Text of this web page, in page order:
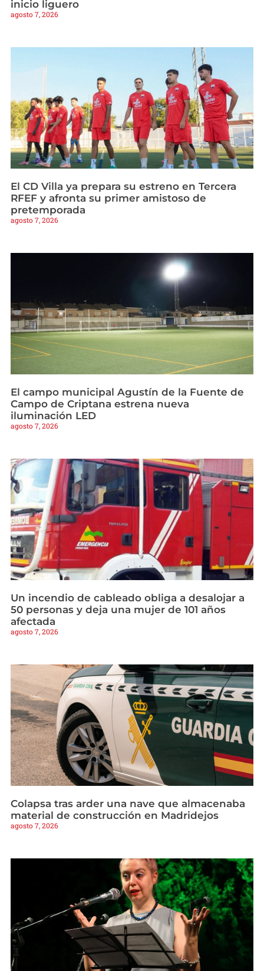
inicio liguero
agosto 7, 2026
El CD Villa ya prepara su estreno en Tercera
RFEF y afronta su primer amistoso de
pretemporada
agosto 7, 2026
El campo municipal Agustín de la Fuente de
Campo de Criptana estrena nueva
iluminación LED
agosto 7, 2026
Un incendio de cableado obliga a desalojar a
50 personas y deja una mujer de 101 años
afectada
agosto 7, 2026
Colapsa tras arder una nave que almacenaba
material de construcción en Madridejos
agosto 7, 2026